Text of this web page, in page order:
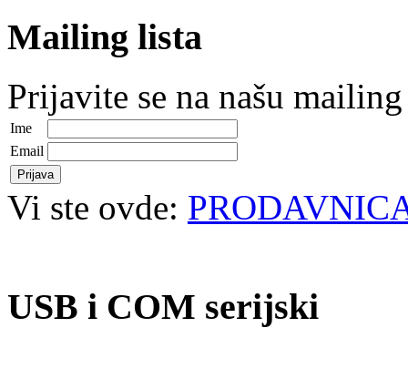
Mailing lista
Prijavite se na našu
Ime
Email
Vi ste ovde:
USB i COM serijski